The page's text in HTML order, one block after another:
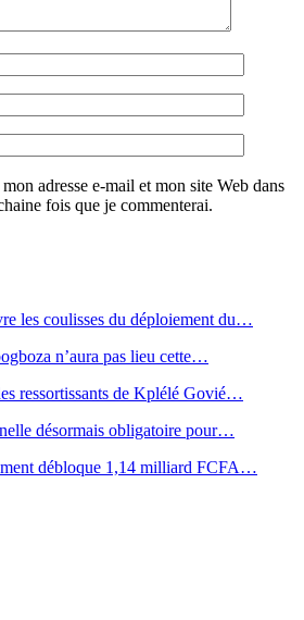
adresse e-mail et mon site Web dans
fois que je commenterai.
les coulisses du déploiement du…
n’aura pas lieu cette…
ressortissants de Kplélé Govié…
désormais obligatoire pour…
débloque 1,14 milliard FCFA…